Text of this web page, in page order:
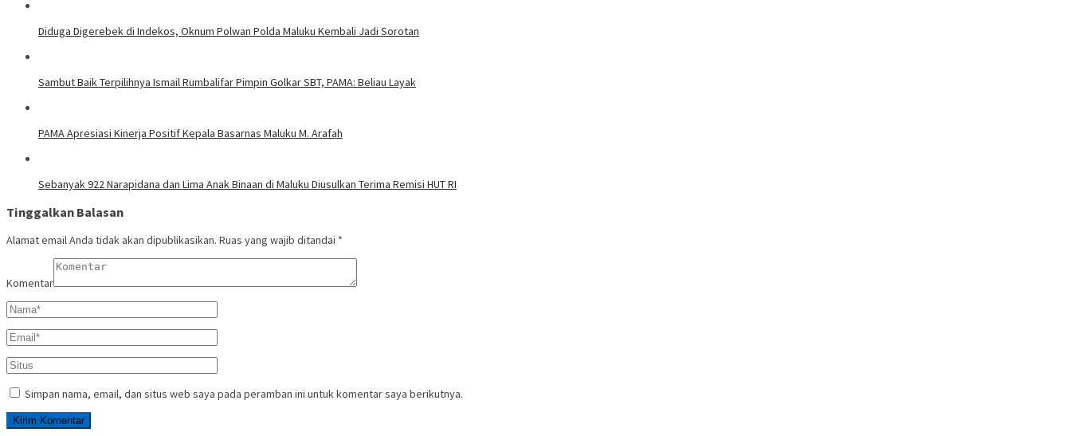
Diduga Digerebek di Indekos, Oknum Polwan Polda Maluku Kembali Jadi Sorotan
Sambut Baik Terpilihnya Ismail Rumbalifar Pimpin Golkar SBT, PAMA: Beliau Layak
PAMA Apresiasi Kinerja Positif Kepala Basarnas Maluku M. Arafah
Sebanyak 922 Narapidana dan Lima Anak Binaan di Maluku Diusulkan Terima Remisi HUT RI
Tinggalkan Balasan
Alamat email Anda tidak akan dipublikasikan. Ruas yang wajib ditandai *
Komentar
Simpan nama, email, dan situs web saya pada peramban ini untuk komentar saya berikutnya.